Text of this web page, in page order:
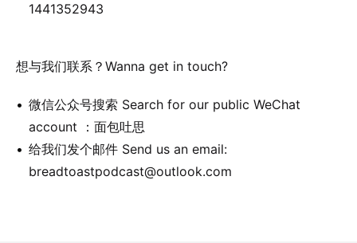
1441352943
想与我们联系？Wanna get in touch?
微信公众号搜索 Search for our public WeChat
account ：面包吐思
给我们发个邮件 Send us an email:
breadtoastpodcast@outlook.com